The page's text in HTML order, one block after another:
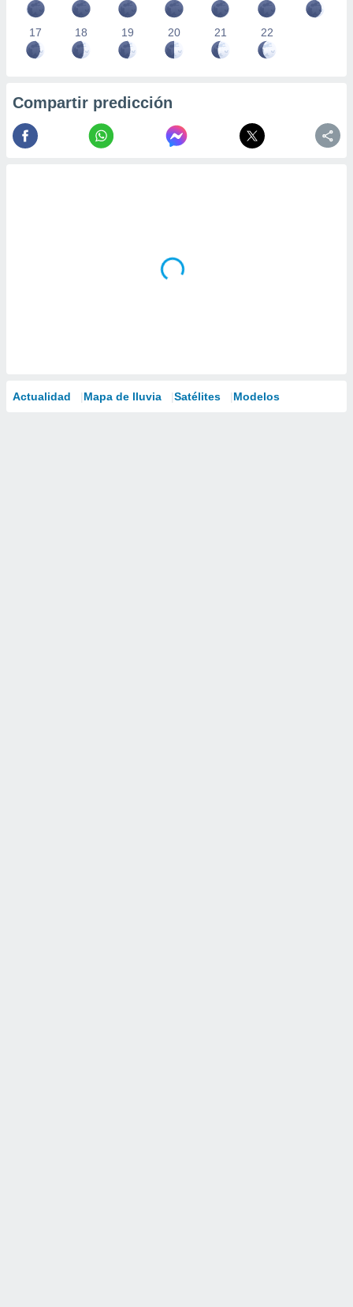
17 18 19 20 21 22
Compartir predicción
Actualidad Mapa de lluvia Satélites Modelos